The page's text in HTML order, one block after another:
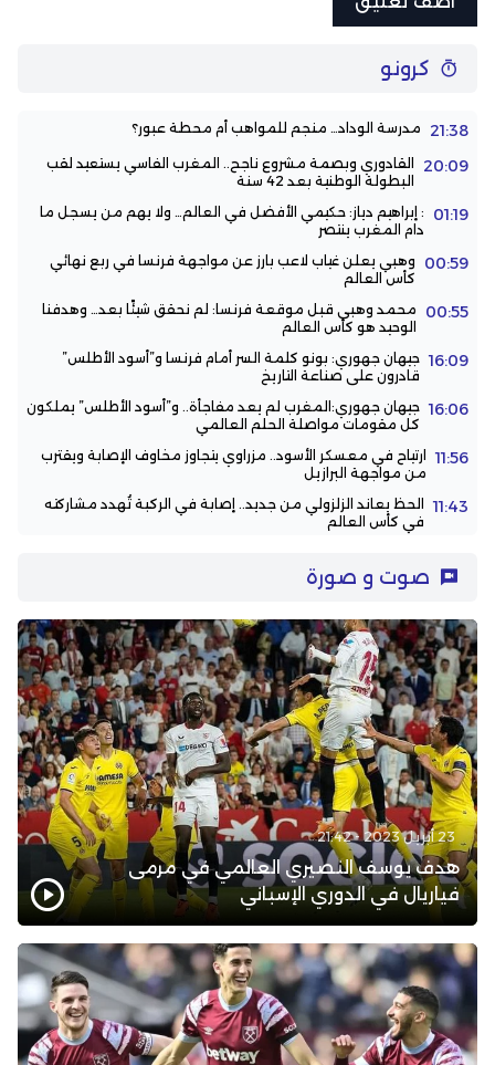
كرونو
21:38 مدرسة الوداد… منجم للمواهب أم محطة عبور؟
20:09
القادوري وبصمة مشروع ناجح.. المغرب الفاسي يستعيد لقب
البطولة الوطنية بعد 42 سنة
01:19
: إبراهيم دياز: حكيمي الأفضل في العالم… ولا يهم من يسجل ما
دام المغرب ينتصر
00:59
وهبي يعلن غياب لاعب بارز عن مواجهة فرنسا في ربع نهائي
كأس العالم
00:55
محمد وهبي قبل موقعة فرنسا: لم نحقق شيئًا بعد… وهدفنا
الوحيد هو كأس العالم
16:09 جيهان جهوري: بونو كلمة السر أمام فرنسا و”أسود الأطلس”
قادرون على صناعة التاريخ
16:06 جيهان جهوري:المغرب لم يعد مفاجأة.. و”أسود الأطلس” يملكون
كل مقومات مواصلة الحلم العالمي
11:56
ارتياح في معسكر الأسود.. مزراوي يتجاوز مخاوف الإصابة ويقترب
من مواجهة البرازيل
11:43
الحظ يعاند الزلزولي من جديد.. إصابة في الركبة تُهدد مشاركته
في كأس العالم
صوت و صورة
23 أبريل 2023 - 21:42
هدف يوسف النصيري العالمي في مرمى
فياريال في الدوري الإسباني